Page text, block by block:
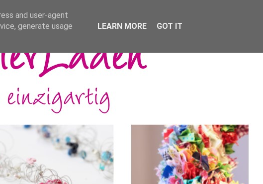
and user-agent
generate usage
LEARN MORE GOT IT